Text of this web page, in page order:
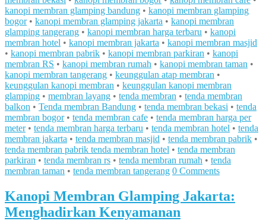
kanopi membran glamping bandung • kanopi membran glamping
bogor• kanopi membran glamping jakarta • kanopi membran
glamping tangerang • kanopi membran harga terbaru • kanopi
membran hotel • kanopi membran jakarta • kanopi membran masjid
• kanopi membran pabrik • kanopi membran parkiran • kanopi
membran RS • kanopi membran rumah • kanopi membran taman •
kanopi membran tangerang • keunggulan atap membran •
keunggulan kanopi membran • keunggulan kanopi membran
glamping • membran layang • tenda membran • tenda membran
balkon • Tenda membran Bandung • tenda membran bekasi • tenda
membran bogor• tenda membran cafe • tenda membran harga per
meter• tenda membran harga terbaru • tenda membran hotel • tenda
membran jakarta • tenda membran masjid • tenda membran pabrik •
tenda membran pabrik tenda membran hotel • tenda membran
parkiran • tenda membran rs • tenda membran rumah • tenda
membran taman • tenda membran tangerang 0 Comments
Kanopi Membran Glamping Jakarta:
Menghadirkan Kenyamanan